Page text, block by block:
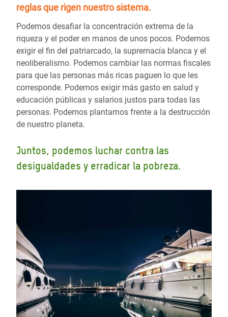
reglasque rigen nuestro sistema.
Podemos desafiar la concentración extrema de la
riqueza y el poder en manos de unos pocos. Podemos
exigir el fin del patriarcado, la supremacía blanca y el
neoliberalismo. Podemos cambiar las normas fiscales
para que las personas más ricas paguen lo que les
corresponde. Podemos exigir más gasto en salud y
educación públicas y salarios justos para todas las
personas. Podemos plantarnos frente a la destrucción
de nuestro planeta.
Juntos, podemos luchar contra las
desigualdades y erradicar la pobreza.